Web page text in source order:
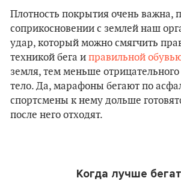
Плотность покрытия очень важна,
соприкосновении с землей наш
удар, который можно смягчить
техникой бега и правильной
земля, тем меньше отрицательного
тело. Да, марафоны бегают по
спортсмены к нему дольше
после него отходят.
Когда лучше